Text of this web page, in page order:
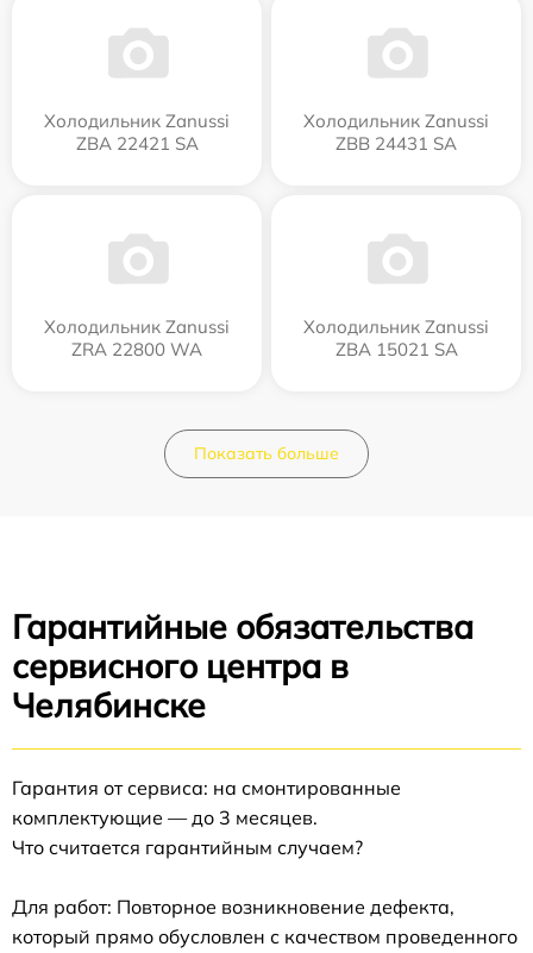
Холодильник Zanussi
ZBA 22421 SA
Холодильник Zanussi
ZBB 24431 SA
Холодильник Zanussi
ZRA 22800 WA
Холодильник Zanussi
ZBA 15021 SA
Показать больше
Гарантийные обязательства
сервисного центра в
Челябинске
Гарантия от сервиса: на смонтированные
комплектующие — до 3 месяцев.
Что считается гарантийным случаем?
Для работ: Повторное возникновение дефекта,
который прямо обусловлен с качеством проведенного